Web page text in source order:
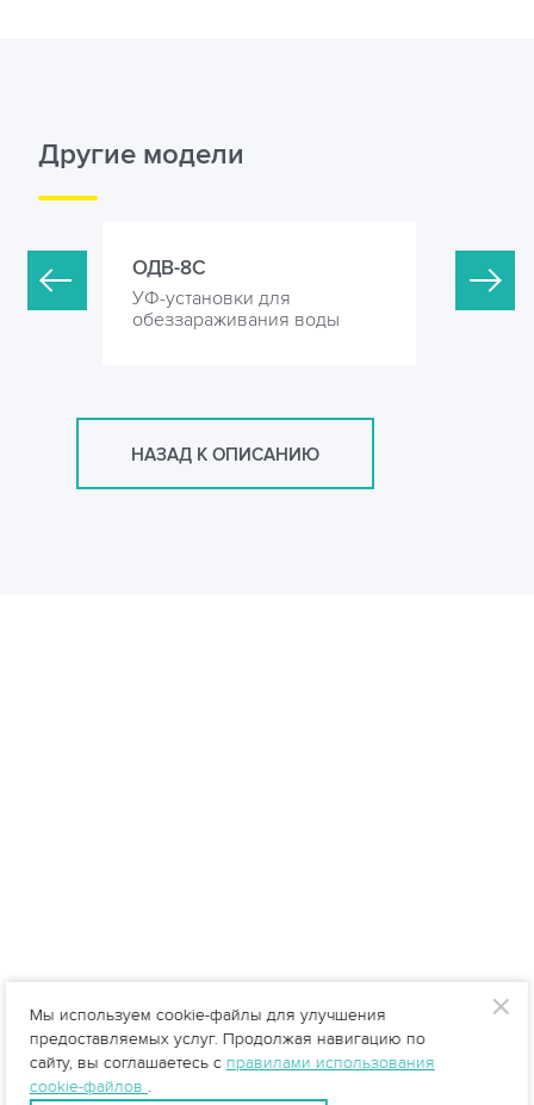
Другие модели
ОДВ-8С
УФ-установки для
обеззараживания воды
ОДВ-16С
УФ-
НАЗАД К ОПИСАНИЮ
Мы используем cookie-файлы для улучшения
предоставляемых услуг. Продолжая навигацию по
сайту, вы соглашаетесь с правилами использования
cookie-файлов .